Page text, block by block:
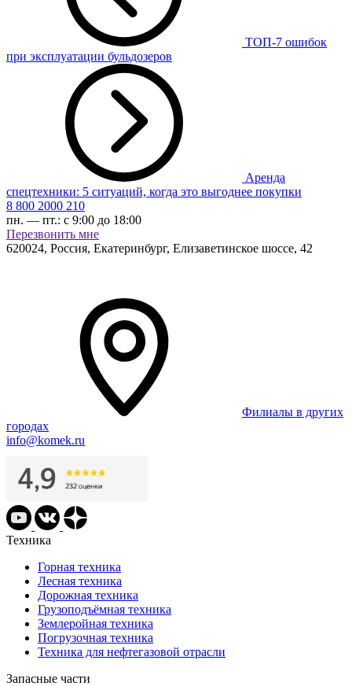
ТОП-7 ошибок
при эксплуатации бульдозеров
Аренда
спецтехники: 5 ситуаций, когда это выгоднее покупки
8 800 2000 210
пн. — пт.: с 9:00 до 18:00
Перезвонить мне
620024, Россия, Екатеринбург, Елизаветинское шоссе, 42
Филиалы в других
городах
info@komek.ru
Техника
Горная техника
Лесная техника
Дорожная техника
Грузоподъёмная техника
Землеройная техника
Погрузочная техника
Техника для нефтегазовой отрасли
Запасные части